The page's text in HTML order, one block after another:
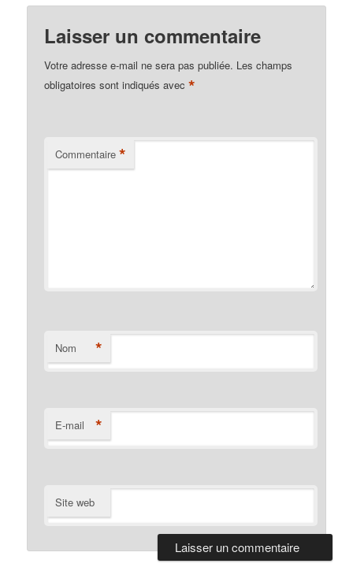
Laisser un commentaire
Votre adresse e-mail ne sera pas publiée. Les champs
obligatoires sont indiqués avec*
Commentaire *
Nom *
E-mail *
Site web